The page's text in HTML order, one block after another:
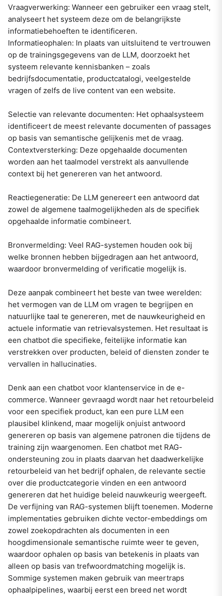
Vraagverwerking: Wanneer een gebruiker een vraag stelt,
analyseert het systeem deze om de belangrijkste
informatiebehoeften te identificeren.
Informatieophalen: In plaats van uitsluitend te vertrouwen
op de trainingsgegevens van de LLM, doorzoekt het
systeem relevante kennisbanken – zoals
bedrijfsdocumentatie, productcatalogi, veelgestelde
vragen of zelfs de live content van een website.
Selectie van relevante documenten: Het ophaalsysteem
identificeert de meest relevante documenten of passages
op basis van semantische gelijkenis met de vraag.
Contextversterking: Deze opgehaalde documenten
worden aan het taalmodel verstrekt als aanvullende
context bij het genereren van het antwoord.
Reactiegeneratie: De LLM genereert een antwoord dat
zowel de algemene taalmogelijkheden als de specifiek
opgehaalde informatie combineert.
Bronvermelding: Veel RAG-systemen houden ook bij
welke bronnen hebben bijgedragen aan het antwoord,
waardoor bronvermelding of verificatie mogelijk is.
Deze aanpak combineert het beste van twee werelden:
het vermogen van de LLM om vragen te begrijpen en
natuurlijke taal te genereren, met de nauwkeurigheid en
actuele informatie van retrievalsystemen. Het resultaat is
een chatbot die specifieke, feitelijke informatie kan
verstrekken over producten, beleid of diensten zonder te
vervallen in hallucinaties.
Denk aan een chatbot voor klantenservice in de e-
commerce. Wanneer gevraagd wordt naar het retourbeleid
voor een specifiek product, kan een pure LLM een
plausibel klinkend, maar mogelijk onjuist antwoord
genereren op basis van algemene patronen die tijdens de
training zijn waargenomen. Een chatbot met RAG-
ondersteuning zou in plaats daarvan het daadwerkelijke
retourbeleid van het bedrijf ophalen, de relevante sectie
over die productcategorie vinden en een antwoord
genereren dat het huidige beleid nauwkeurig weergeeft.
De verfijning van RAG-systemen blijft toenemen. Moderne
implementaties gebruiken dichte vector-embeddings om
zowel zoekopdrachten als documenten in een
hoogdimensionale semantische ruimte weer te geven,
waardoor ophalen op basis van betekenis in plaats van
alleen op basis van trefwoordmatching mogelijk is.
Sommige systemen maken gebruik van meertraps
ophaalpipelines, waarbij eerst een breed net wordt